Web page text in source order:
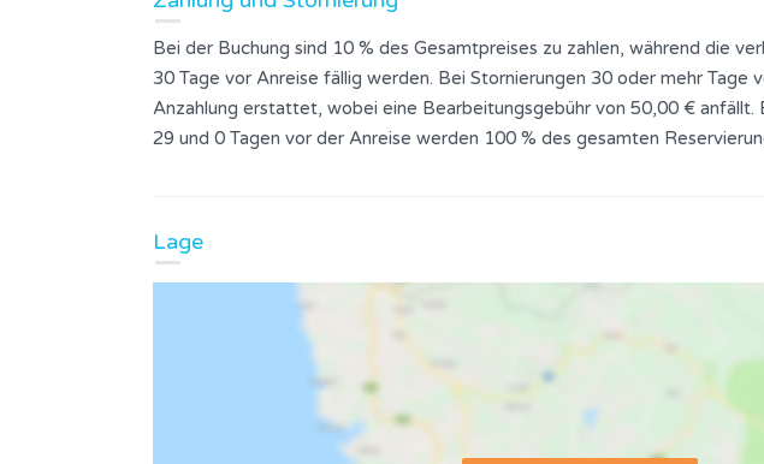
Bei der Buchung sind 10 % des Gesamtpreises zu zahlen, während die
30 Tage vor Anreise fällig werden. Bei Stornierungen 30 oder mehr Tage
Anzahlung erstattet, wobei eine Bearbeitungsgebühr von 50,00 € anfällt.
29 und 0 Tagen vor der Anreise werden 100 % des gesamten
Lage